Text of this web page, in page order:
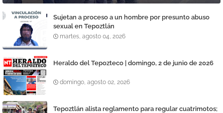
Sujetan a proceso a un hombre por presunto abuso
sexual en Tepoztlán
martes, agosto 04, 2026
Heraldo del Tepozteco | domingo, 2 de junio de 2026
domingo, agosto 02, 2026
Tepoztlán alista reglamento para regular cuatrimotos;